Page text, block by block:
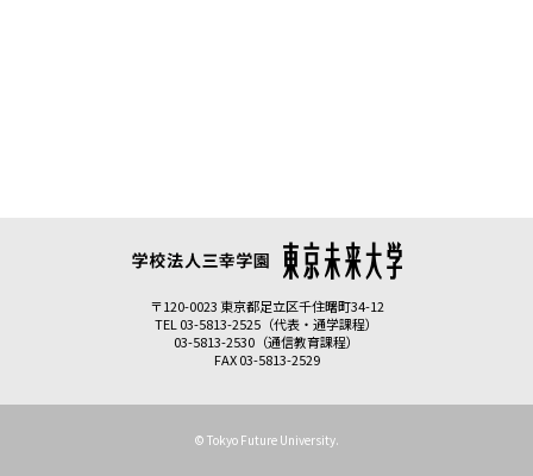
〒120-0023 東京都足立区千住曙町34-12
TEL 03-5813-2525（代表・通学課程）
03-5813-2530（通信教育課程）
FAX 03-5813-2529
© Tokyo Future University.